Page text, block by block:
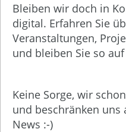
Bleiben wir doch in
digital. Erfahren Sie
Veranstaltungen,
und bleiben Sie so
Keine Sorge, wir
und beschränken uns
News :-)